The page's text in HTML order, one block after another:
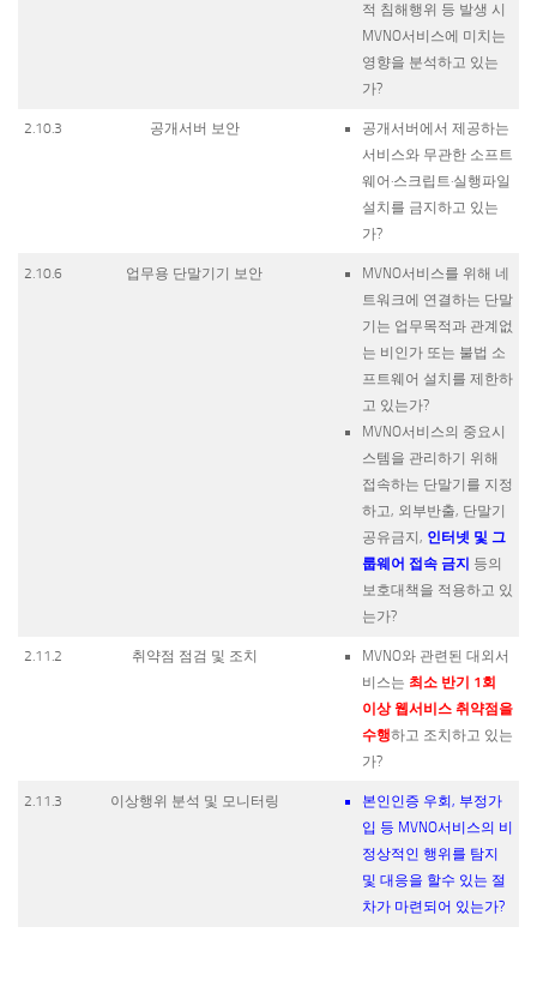
적 침해행위 등 발생 시
MVNO서비스에 미치는
영향을 분석하고 있는
가?
2.10.3 공개서버 보안
공개서버에서 제공하는
서비스와 무관한 소프트
웨어·스크립트·실행파일
설치를 금지하고 있는
가?
2.10.6 업무용 단말기기 보안
MVNO서비스를 위해 네
트워크에 연결하는 단말
기는 업무목적과 관계없
는 비인가 또는 불법 소
프트웨어 설치를 제한하
고 있는가?
MVNO서비스의 중요시
스템을 관리하기 위해
접속하는 단말기를 지정
하고, 외부반출, 단말기
공유금지, 인터넷 및 그
룹웨어 접속 금지 등의
보호대책을 적용하고 있
는가?
2.11.2 취약점 점검 및 조치
MVNO와 관련된 대외서
비스는 최소 반기 1회
이상 웹서비스 취약점을
수행하고 조치하고 있는
가?
2.11.3 이상행위 분석 및 모니터링
본인인증 우회, 부정가
입 등 MVNO서비스의 비
정상적인 행위를 탐지
및 대응을 할수 있는 절
차가 마련되어 있는가?